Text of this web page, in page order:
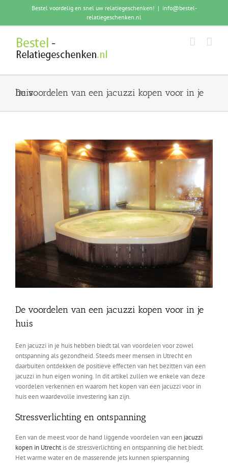
content
Bestel voordelig en snel uw relatiegeschenken! | info@bestel-
relatiegeschenken.nl
De voordelen van een jacuzzi kopen voor in je huis
De voordelen van een jacuzzi kopen voor in je
huis
Een jacuzzi in je huis hebben biedt tal van voordelen voor zowel
ontspanning als gezondheid. Steeds meer mensen in Utrecht en
daarbuiten ontdekken de positieve effecten van het bezitten van een
jacuzzi in hun eigen woning. In dit artikel zullen we enkele van deze
voordelen verkennen en waarom het kopen van een jacuzzi voor in
huis een waardevolle investering kan zijn.
Stressverlichting en ontspanning
Een van de meest voor de hand liggende voordelen van een jacuzzi
kopen in Utrechtis de stressverlichting en ontspanning die het biedt.
Het warme water en de masserende jets kunnen spierspanning